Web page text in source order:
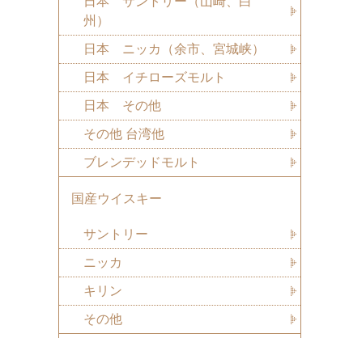
州）
日本 ニッカ（余市、宮城峡）
日本 イチローズモルト
日本 その他
その他 台湾他
ブレンデッドモルト
国産ウイスキー
サントリー
ニッカ
キリン
その他